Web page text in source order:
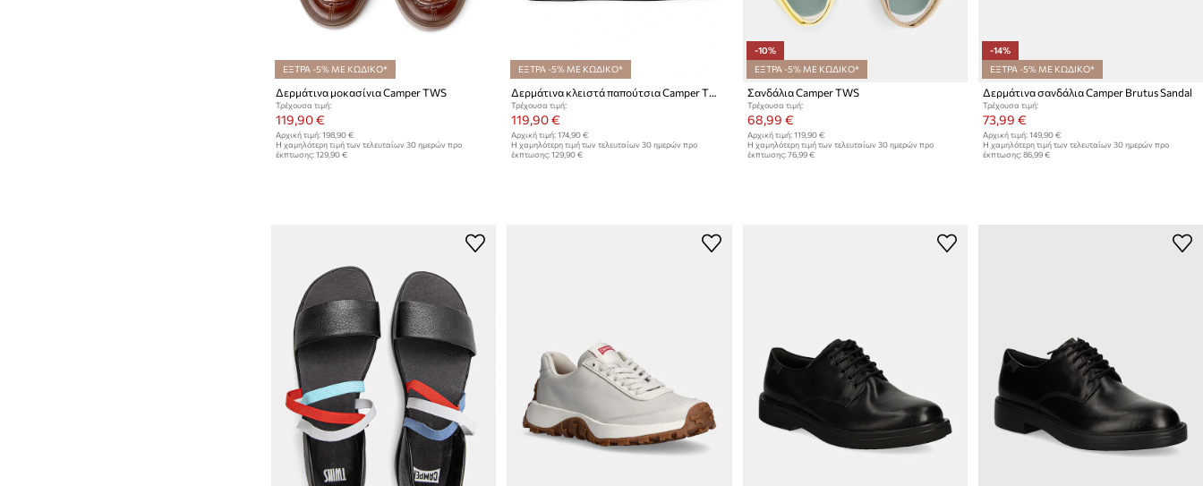
ΕΞΤΡΑ -5% ΜΕ ΚΩΔΙΚΟ*
Δερμάτινα μοκασίνια Camper TWS
Τρέχουσα τιμή:
119,90 €
Αρχική τιμή: 198,90 €
Η χαμηλότερη τιμή των τελευταίων 30 ημερών προ
έκπτωσης: 129,90 €
ΕΞΤΡΑ -5% ΜΕ ΚΩΔΙΚΟ*
Δερμάτινα κλειστά παπούτσια Camper TWS
Τρέχουσα τιμή:
119,90 €
Αρχική τιμή: 174,90 €
Η χαμηλότερη τιμή των τελευταίων 30 ημερών προ
έκπτωσης: 129,90 €
-10%
ΕΞΤΡΑ -5% ΜΕ ΚΩΔΙΚΟ*
Σανδάλια Camper TWS
Τρέχουσα τιμή:
68,99 €
Αρχική τιμή: 119,90 €
Η χαμηλότερη τιμή των τελευταίων 30 ημερών προ
έκπτωσης: 76,99 €
-14%
ΕΞΤΡΑ -5% ΜΕ ΚΩΔΙΚΟ*
Δερμάτινα σανδάλια Camper Brutus Sandal
Τρέχουσα τιμή:
73,99 €
Αρχική τιμή: 149,90 €
Η χαμηλότερη τιμή των τελευταίων 30 ημερών προ
έκπτωσης: 86,99 €